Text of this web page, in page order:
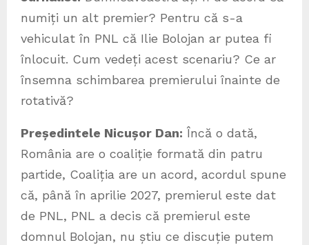
numiți un alt premier? Pentru că s-a
vehiculat în PNL că Ilie Bolojan ar putea fi
înlocuit. Cum vedeți acest scenariu? Ce ar
însemna schimbarea premierului înainte de
rotativă?
Președintele Nicușor Dan: Încă o dată,
România are o coaliție formată din patru
partide, Coaliția are un acord, acordul spune
că, până în aprilie 2027, premierul este dat
de PNL, PNL a decis că premierul este
domnul Bolojan, nu știu ce discuție putem